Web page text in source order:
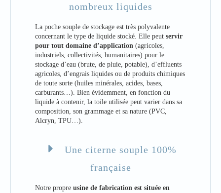
nombreux liquides
La poche souple de stockage est très polyvalente
concernant le type de liquide stocké. Elle peut servir
pour tout domaine d’application (agricoles,
industriels, collectivités, humanitaires) pour le
stockage d’eau (brute, de pluie, potable), d’effluents
agricoles, d’engrais liquides ou de produits chimiques
de toute sorte (huiles minérales, acides, bases,
carburants…). Bien évidemment, en fonction du
liquide à contenir, la toile utilisée peut varier dans sa
composition, son grammage et sa nature (PVC,
Alcryn, TPU…).
Une citerne souple 100%
française
Notre propre usine de fabrication est située en